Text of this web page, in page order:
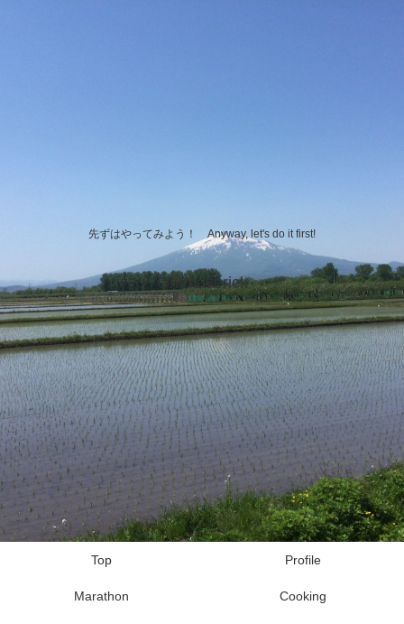
先ずはやってみよう！ Anyway, let's do it first!
Oh!maverick
Top Profile
Marathon Cooking